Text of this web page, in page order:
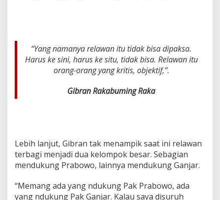
“Yang namanya relawan itu tidak bisa dipaksa.
Harus ke sini, harus ke situ, tidak bisa. Relawan itu
orang-orang yang kritis, objektif,”.
Gibran Rakabuming Raka
Lebih lanjut, Gibran tak menampik saat ini relawan
terbagi menjadi dua kelompok besar. Sebagian
mendukung Prabowo, lainnya mendukung Ganjar.
“Memang ada yang ndukung Pak Prabowo, ada
yang ndukung Pak Ganjar. Kalau saya disuruh